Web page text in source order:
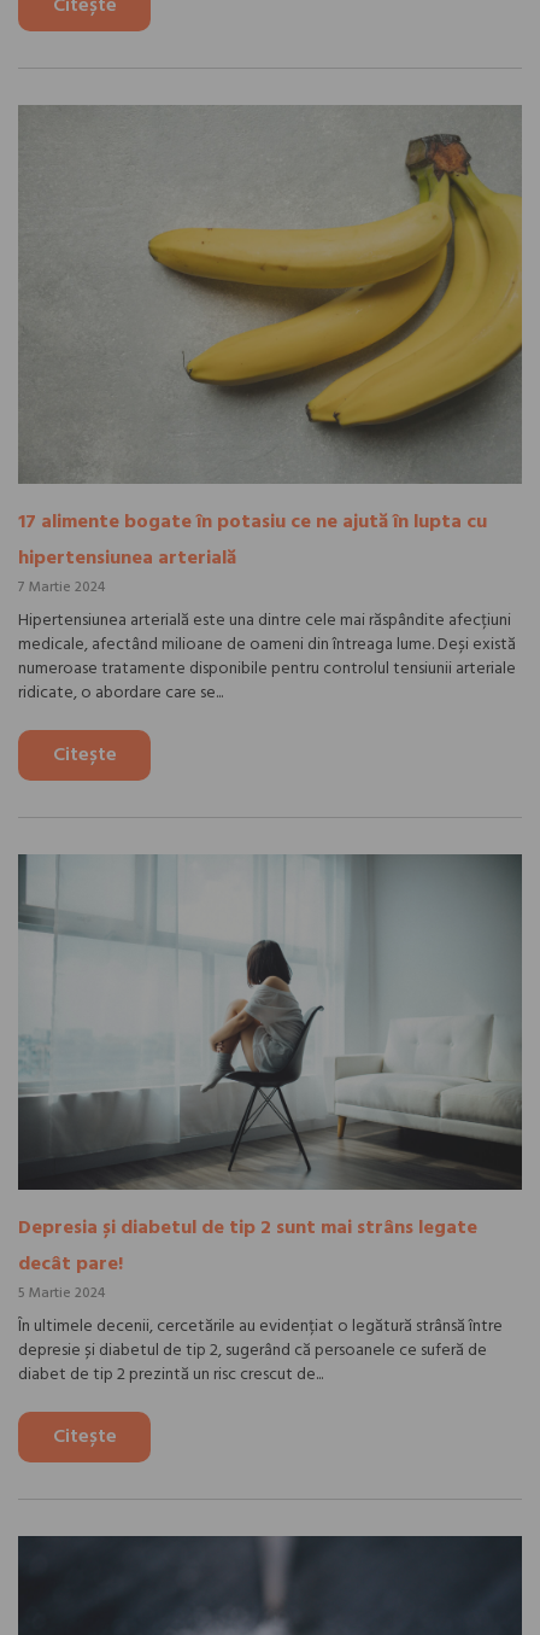
17 alimente bogate în potasiu ce ne ajută în lupta cu
hipertensiunea arterială
7 Martie 2024
Hipertensiunea arterială este una dintre cele mai răspândite afecțiuni
medicale, afectând milioane de oameni din întreaga lume. Deși există
numeroase tratamente disponibile pentru controlul tensiunii arteriale
ridicate, o abordare care se...
Citește
Depresia și diabetul de tip 2 sunt mai strâns legate
decât pare!
5 Martie 2024
În ultimele decenii, cercetările au evidențiat o legătură strânsă între
depresie și diabetul de tip 2, sugerând că persoanele ce suferă de
diabet de tip 2 prezintă un risc crescut de...
Citește